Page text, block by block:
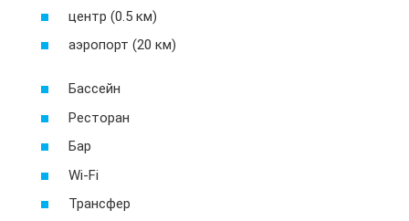
центр (0.5 км)
аэропорт (20 км)
Бассейн
Ресторан
Бар
Wi-Fi
Трансфер